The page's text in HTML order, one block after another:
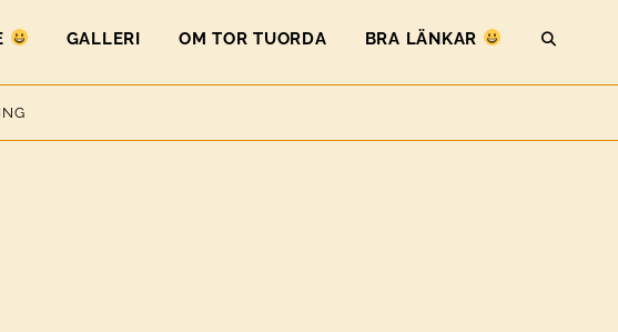
GALLERI OM TOR TUORDA BRA LÄNKAR